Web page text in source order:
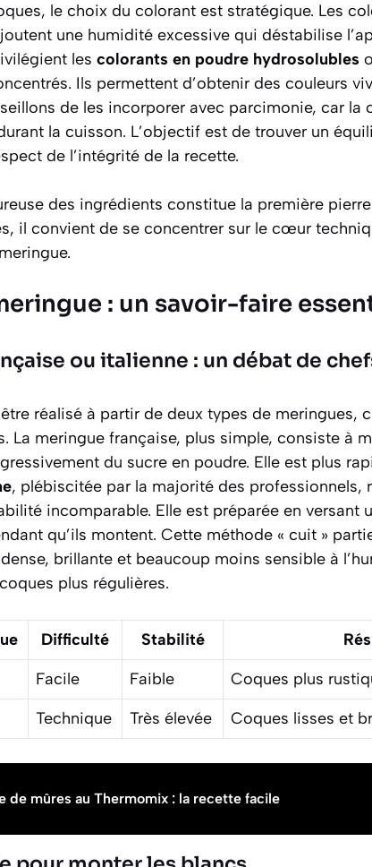
le choix du colorant est stratégique. Les
une humidité excessive qui déstabilise
les colorants en poudre hydrosolubles
Ils permettent d’obtenir des couleurs
de les incorporer avec parcimonie, car la
la cuisson. L’objectif est de trouver un
de l’intégrité de la recette.
des ingrédients constitue la première
il convient de se concentrer sur le cœur
: un savoir-faire
ou italienne : un débat de
réalisé à partir de deux types de meringues,
La meringue française, plus simple, consiste à
du sucre en poudre. Elle est plus
, plébiscitée par la majorité des professionnels,
incomparable. Elle est préparée en versant
qu’ils montent. Cette méthode « cuit »
brillante et beaucoup moins sensible à
plus régulières.
Difficulté Stabilité
Facile Faible
Coques plus
Technique Très élevée Coques lisses et
de mûres au Thermomix : la recette facile